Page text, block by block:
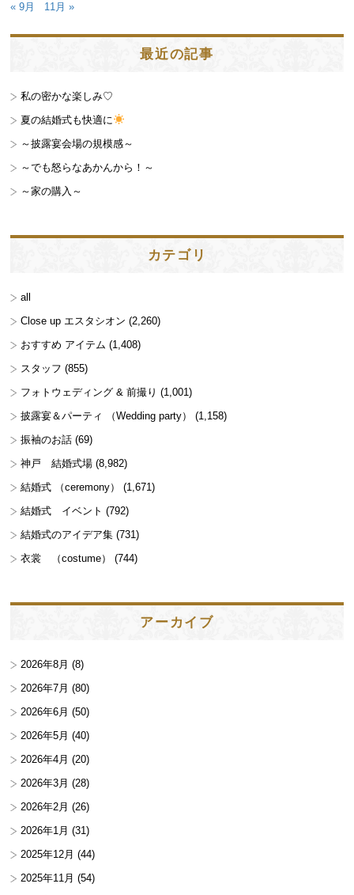
« 9月
11月 »
最近の記事
私の密かな楽しみ♡
夏の結婚式も快適に
～披露宴会場の規模感～
～でも怒らなあかんから！～
～家の購入～
カテゴリ
all
Close up エスタシオン (2,260)
おすすめ アイテム (1,408)
スタッフ (855)
フォトウェディング & 前撮り (1,001)
披露宴＆パーティ （Wedding party）
(1,158)
振袖のお話 (69)
神戸 結婚式場 (8,982)
結婚式 （ceremony）
(1,671)
結婚式 イベント (792)
結婚式のアイデア集 (731)
衣裳 （costume）
(744)
アーカイブ
2026年8月 (8)
2026年7月 (80)
2026年6月 (50)
2026年5月 (40)
2026年4月 (20)
2026年3月 (28)
2026年2月 (26)
2026年1月 (31)
2025年12月 (44)
2025年11月 (54)